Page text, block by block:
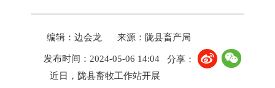
编辑：边会龙 来源：陇县畜产局
发布时间：2024-05-06 14:04
分享：
近日，陇县畜牧工作站开展